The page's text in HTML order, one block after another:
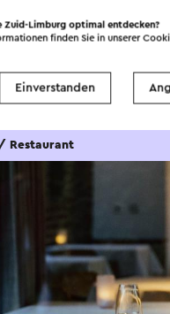
Trinken Attraktionen
Restaurant
Zuid-Limburg optimal entdecken?
finden Sie in unserer
Einverstanden